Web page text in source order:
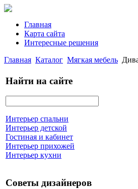
Главная
Карта сайта
Интересные решения
Главная Каталог Мягкая мебель
Найти на сайте
Интерьер спальни
Интерьер детской
Гостиная и кабинет
Интерьер прихожей
Интерьер кухни
Советы дизайнеров